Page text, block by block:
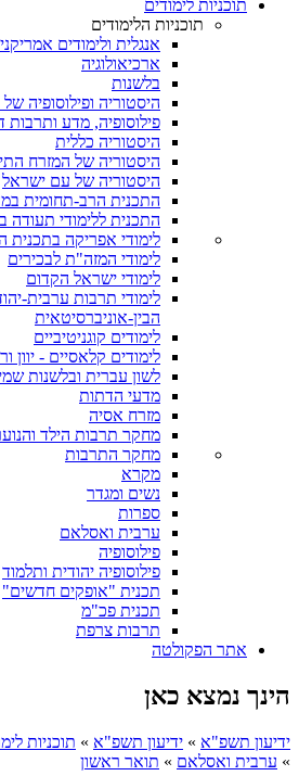
תוכניות לימודים
תוכניות הלימודים
אנגלית ולימודים
ארכיאולוגיה
בלשנות
היסטוריה ופילוסופיה
פילוסופיה, מדע ותרבות
היסטוריה כללית
היסטוריה של המזרח
היסטוריה של עם ישראל
התכנית הרב-תחומית
התכנית ללימודי תעודה
לימודי אפריקה בתכנית
לימודי המזה"ת לבכירים
לימודי ישראל הקדום
לימודי תרבות ערבית-
הבין-אוניברסיטאית
לימודים קוגניטיביים
לימודים קלאסיים - יוון
לשון עברית ובלשנות
מדעי הדתות
מזרח אסיה
מחקר תרבות הילד
מחקר התרבות
מקרא
נשים ומגדר
ספרות
ערבית ואסלאם
פילוסופיה
פילוסופיה יהודית ותלמוד
תכנית "אופקים חדשים"
תכנית פכ"מ
תרבות צרפת
אתר הפקולטה
הינך נמצא כאן
ידיעון תשפ"א » ידיעון תשפ"א » תוכניות
» ערבית ואסלאם » תואר ראשון